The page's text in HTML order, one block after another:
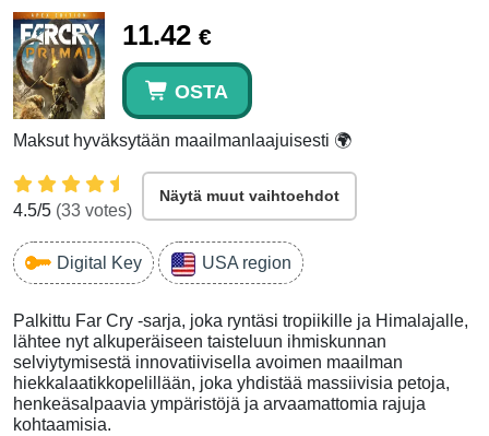
11.42 €
OSTA
Maksut hyväksytään maailmanlaajuisesti 🌍
4.5/5 (33 votes)
Näytä muut vaihtoehdot
Digital Key USA region
Palkittu Far Cry -sarja, joka ryntäsi tropiikille ja Himalajalle,
lähtee nyt alkuperäiseen taisteluun ihmiskunnan
selviytymisestä innovatiivisella avoimen maailman
hiekkalaatikkopelillään, joka yhdistää massiivisia petoja,
henkeäsalpaavia ympäristöjä ja arvaamattomia rajuja
kohtaamisia.